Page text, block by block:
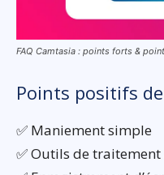
FAQ Camtasia : points forts &
Points positifs
✅ Maniement simple
✅ Outils de